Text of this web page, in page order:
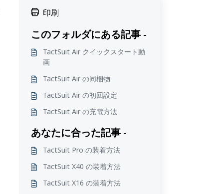
印刷
このフォルダにある記事 -
TactSuit Air クイックスタート動
画
TactSuit Air の同梱物
TactSuit Air の初回設定
TactSuit Air の充電方法
あなたに合った記事 -
TactSuit Pro の装着方法
TactSuit X40 の装着方法
TactSuit X16 の装着方法